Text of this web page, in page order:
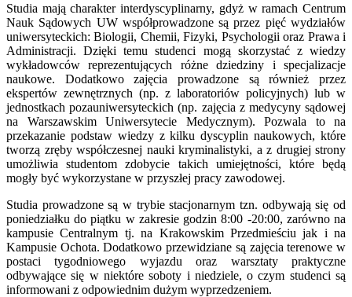
Studia mają charakter interdyscyplinarny, gdyż w ramach Centrum
Nauk Sądowych UW współprowadzone są przez pięć wydziałów
uniwersyteckich: Biologii, Chemii, Fizyki, Psychologii oraz Prawa i
Administracji. Dzięki temu studenci mogą skorzystać z wiedzy
wykładowców reprezentujących różne dziedziny i specjalizacje
naukowe. Dodatkowo zajęcia prowadzone są również przez
ekspertów zewnętrznych (np. z laboratoriów policyjnych) lub w
jednostkach pozauniwersyteckich (np. zajęcia z medycyny sądowej
na Warszawskim Uniwersytecie Medycznym). Pozwala to na
przekazanie podstaw wiedzy z kilku dyscyplin naukowych, które
tworzą zręby współczesnej nauki kryminalistyki, a z drugiej strony
umożliwia studentom zdobycie takich umiejętności, które będą
mogły być wykorzystane w przyszłej pracy zawodowej.
Studia prowadzone są w trybie stacjonarnym tzn. odbywają się od
poniedziałku do piątku w zakresie godzin 8:00 -20:00, zarówno na
kampusie Centralnym tj. na Krakowskim Przedmieściu jak i na
Kampusie Ochota. Dodatkowo przewidziane są zajęcia terenowe w
postaci tygodniowego wyjazdu oraz warsztaty praktyczne
odbywające się w niektóre soboty i niedziele, o czym studenci są
informowani z odpowiednim dużym wyprzedzeniem.